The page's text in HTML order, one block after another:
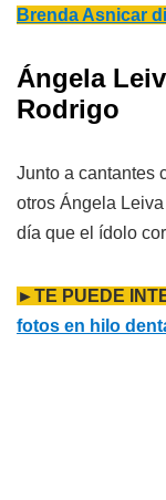
Brenda Asnicar
Ángela
Rodrigo
Junto a cantantes
otros Ángela
día que el ídolo
►TE PUEDE
fotos en hilo